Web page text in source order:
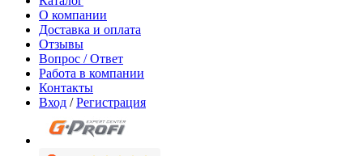
О компании
Доставка и оплата
Отзывы
Вопрос / Ответ
Работа в компании
Контакты
Вход /Регистрация